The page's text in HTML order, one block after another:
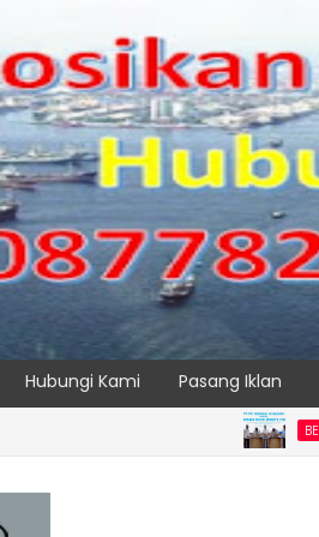
Hubungi Kami Pasang Iklan
BERITA UTAMA